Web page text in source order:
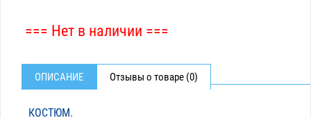
=== Нет в наличии ===
ОПИСАНИЕ Отзывы о товаре (0)
КОСТЮМ.